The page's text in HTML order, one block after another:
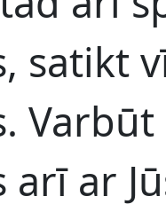
satikt
arī ar